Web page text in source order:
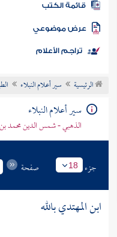
المكتبة
الكتب
موضوعي
تراجم الأعلام
الرئيسية سير أعلام النبلاء
سير أعلام النبلاء
الذهبي - شمس الدين محمد
جزء 18 صفحة
ابن المهتدي بالله